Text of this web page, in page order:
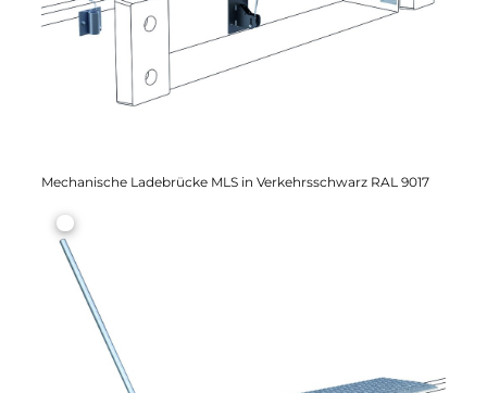
Mechanische Ladebrücke MLS in Verkehrsschwarz RAL 9017